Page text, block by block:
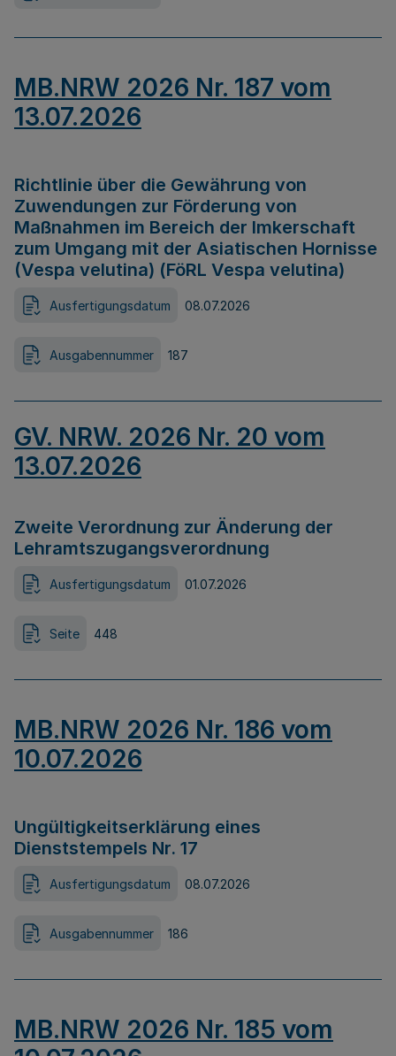
MB.NRW 2026 Nr. 187 vom
13.07.2026
Richtlinie über die Gewährung von
Zuwendungen zur Förderung von
Maßnahmen im Bereich der Imkerschaft
zum Umgang mit der Asiatischen Hornisse
(Vespa velutina) (FöRL Vespa velutina)
Ausfertigungsdatum 08.07.2026
Ausgabennummer 187
GV. NRW. 2026 Nr. 20 vom
13.07.2026
Zweite Verordnung zur Änderung der
Lehramtszugangsverordnung
Ausfertigungsdatum 01.07.2026
Seite 448
MB.NRW 2026 Nr. 186 vom
10.07.2026
Ungültigkeitserklärung eines
Dienststempels Nr. 17
Ausfertigungsdatum 08.07.2026
Ausgabennummer 186
MB.NRW 2026 Nr. 185 vom